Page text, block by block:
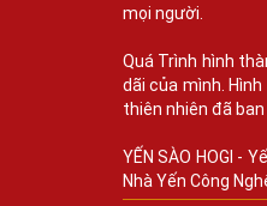
mọi người.
Quá Trình hình
dãi của mình.
thiên nhiên đã ban
YẾN SÀO HOGI -
Nhà Yến Công